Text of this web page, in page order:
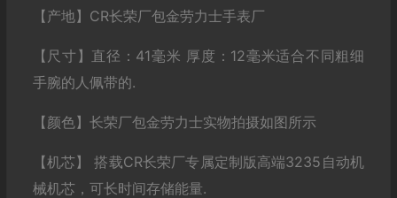
【产地】CR长荣厂包金劳力士手表厂
【尺寸】直径：41毫米 厚度：12毫米适合不同粗细
手腕的人佩带的.
【颜色】长荣厂包金劳力士实物拍摄如图所示
【机芯】 搭载CR长荣厂专属定制版高端3235自动机
械机芯，可长时间存储能量.